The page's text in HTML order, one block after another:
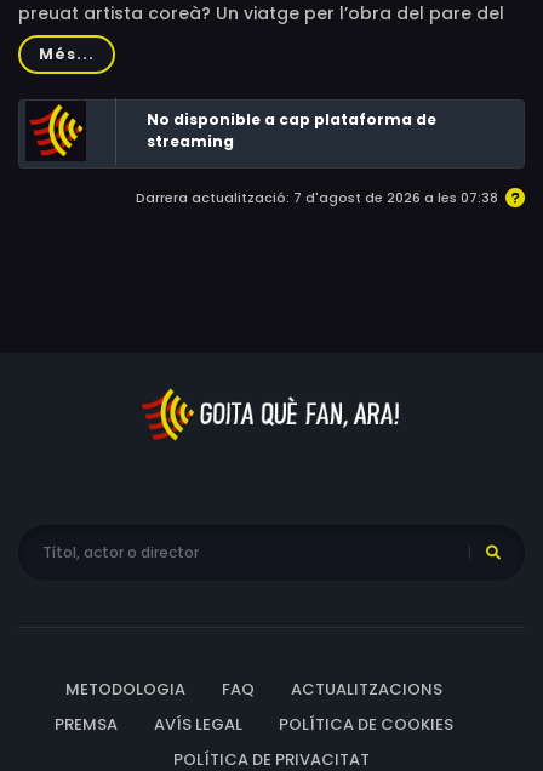
preuat artista coreà? Un viatge per l’obra del pare del
videoart i el predictor de les xarxes socials.
Més...
No disponible a cap plataforma de
streaming
Darrera actualització: 7 d'agost de 2026 a les 07:38
METODOLOGIA FAQ
ACTUALITZACIONS
PREMSA
AVÍS LEGAL
POLÍTICA DE COOKIES
POLÍTICA DE PRIVACITAT